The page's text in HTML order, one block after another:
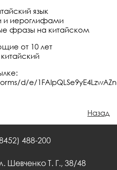
язык
и иероглифами
фразы на китайском
от 10 лет
d/e/
Назад
488-200
Шевченко Т. Г., 38/48